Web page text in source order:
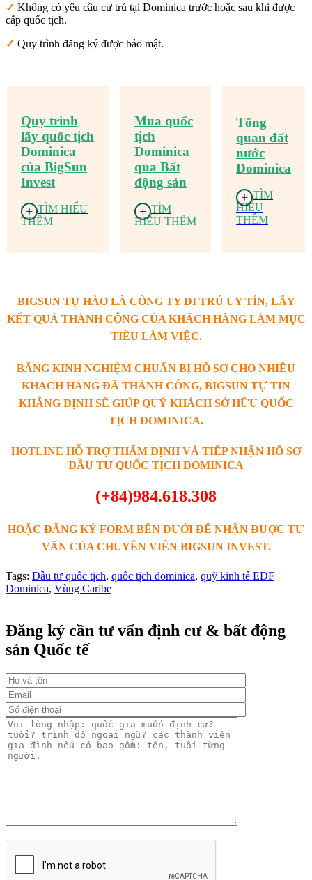
✓ Không có yêu cầu cư trú tại Dominica trước hoặc sau khi được
cấp quốc tịch.
✓ Quy trình đăng ký được bảo mật.
Quy trình
lấy quốc tịch
Dominica
của BigSun
Invest
+ TÌM HIỂU
THÊM
Mua quốc
tịch
Dominica
qua Bất
động sản
+ TÌM
HIỂU THÊM
Tổng
quan đất
nước
Dominica
+ TÌM
HIỂU
THÊM
BIGSUN TỰ HÀO LÀ CÔNG TY DI TRÚ UY TÍN, LẤY
KẾT QUẢ THÀNH CÔNG CỦA KHÁCH HÀNG LÀM MỤC
TIÊU LÀM VIỆC.
BẰNG KINH NGHIỆM CHUẨN BỊ HỒ SƠ CHO NHIỀU
KHÁCH HÀNG ĐÃ THÀNH CÔNG, BIGSUN TỰ TIN
KHẲNG ĐỊNH SẼ GIÚP QUÝ KHÁCH SỞ HỮU QUỐC
TỊCH DOMINICA.
HOTLINE HỖ TRỢ THẨM ĐỊNH VÀ TIẾP NHẬN HỒ SƠ
ĐẦU TƯ QUỐC TỊCH DOMINICA
(+84)984.618.308
HOẶC ĐĂNG KÝ FORM BÊN DƯỚI ĐỂ NHẬN ĐƯỢC TƯ
VẤN CỦA CHUYÊN VIÊN BIGSUN INVEST.
Tags: Đầu tư quốc tịch, quốc tịch dominica, quỹ kinh tế EDF
Dominica, Vùng Caribe
Đăng ký cần tư vấn định cư & bất động
sản Quốc tế